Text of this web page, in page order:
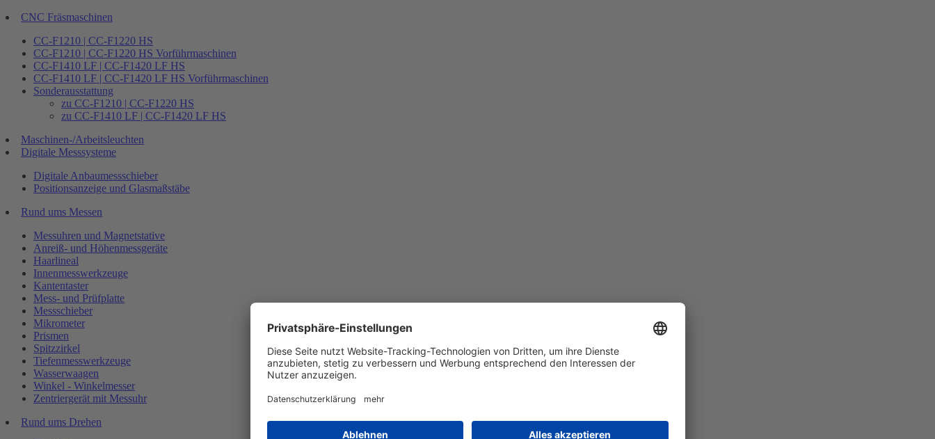
CNC Fräsmaschinen
CC-F1210 | CC-F1220 HS
CC-F1210 | CC-F1220 HS Vorführmaschinen
CC-F1410 LF | CC-F1420 LF HS
CC-F1410 LF | CC-F1420 LF HS Vorführmaschinen
Sonderausstattung
zu CC-F1210 | CC-F1220 HS
zu CC-F1410 LF | CC-F1420 LF HS
Maschinen-/Arbeitsleuchten
Digitale Messsysteme
Digitale Anbaumessschieber
Positionsanzeige und Glasmaßstäbe
Rund ums Messen
Messuhren und Magnetstative
Anreiß- und Höhenmessgeräte
Haarlineal
Innenmesswerkzeuge
Kantentaster
Mess- und Prüfplatte
Messschieber
Mikrometer
Prismen
Spitzzirkel
Tiefenmesswerkzeuge
Wasserwaagen
Winkel - Winkelmesser
Zentriergerät mit Messuhr
Rund ums Drehen